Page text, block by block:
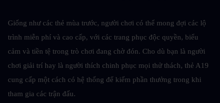
Giống như các thẻ mùa trước, người chơi có thể mong đợi các lộ
trình miễn phí và cao cấp, với các trang phục độc quyền, biểu
cảm và tiền tệ trong trò chơi đang chờ đón. Cho dù bạn là người
chơi giải trí hay là người thích chinh phục mọi thử thách, thẻ A19
cung cấp một cách có hệ thống để kiếm phần thưởng trong khi
tham gia các trận đấu.